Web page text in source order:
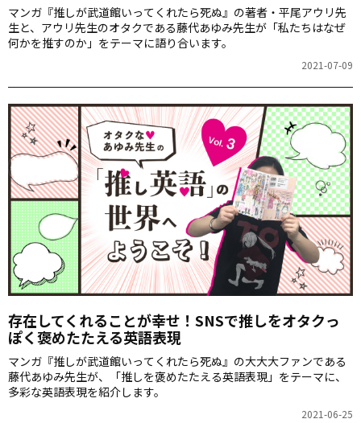
マンガ『推しが武道館いってくれたら死ぬ』の著者・平尾アウリ先
生と、アウリ先生のオタクである藤代あゆみ先生が「私たちはなぜ
何かを推すのか」をテーマに語り合います。
2021-07-09
存在してくれることが幸せ！SNSで推しをオタクっ
ぽく褒めたたえる英語表現
マンガ『推しが武道館いってくれたら死ぬ』の大大大ファンである
藤代あゆみ先生が、「推しを褒めたたえる英語表現」をテーマに、
多彩な英語表現を紹介します。
2021-06-25